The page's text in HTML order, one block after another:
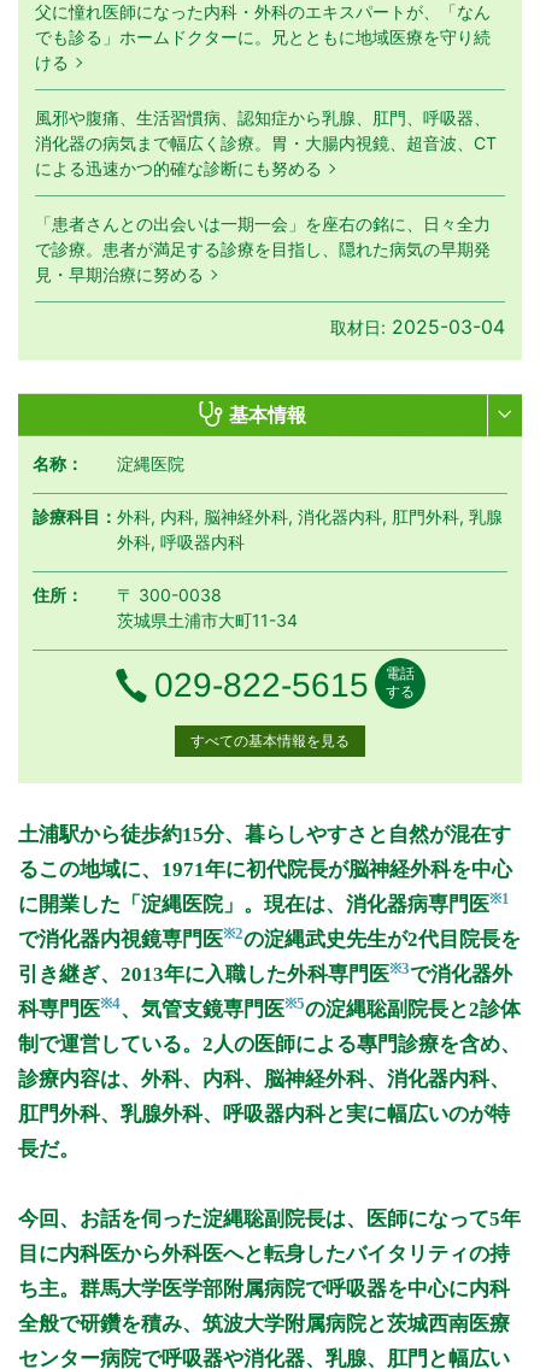
父に憧れ医師になった内科・外科のエキスパートが、「なん
でも診る」ホームドクターに。兄とともに地域医療を守り続
ける
風邪や腹痛、生活習慣病、認知症から乳腺、肛門、呼吸器、
消化器の病気まで幅広く診療。胃・大腸内視鏡、超音波、CT
による迅速かつ的確な診断にも努める
「患者さんとの出会いは一期一会」を座右の銘に、日々全力
で診療。患者が満足する診療を目指し、隠れた病気の早期発
見・早期治療に努める
取材日: 2025-03-04
基本情報
名称： 淀縄医院
診療科目：外科, 内科, 脳神経外科, 消化器内科, 肛門外科, 乳腺
外科, 呼吸器内科
住所：
〒 300-0038
茨城県土浦市大町11-34
電話番号
029-822-5615
電話
する
すべての基本情報を見る
診療時間 月 月曜日
火 火曜日
水 水曜日
木 金 金曜日
土土曜日
日日曜日
祝
祝日
8:30～12:00
● ● ● ● ●
●
14:00～17:30
● ● ● ●
休診日: 日、祝
※診療時間や臨時休診・診療内容等について、事前に必ず医療
機関ホームページ、またはお電話にてご確認ください。
>>病院なびで医療機関の詳細を見る
土浦駅から徒歩約15分、暮らしやすさと自然が混在す
るこの地域に、1971年に初代院長が脳神経外科を中心
に開業した「淀縄医院」。現在は、消化器病専門医※1
で消化器内視鏡専門医※2の淀縄武史先生が2代目院長を
引き継ぎ、2013年に入職した外科専門医※3で消化器外
科専門医※4、気管支鏡専門医※5の淀縄聡副院長と2診体
制で運営している。2人の医師による專門診療を含め、
診療内容は、外科、内科、脳神経外科、消化器内科、
肛門外科、乳腺外科、呼吸器内科と実に幅広いのが特
長だ。
今回、お話を伺った淀縄聡副院長は、医師になって5年
目に内科医から外科医へと転身したバイタリティの持
ち主。群馬大学医学部附属病院で呼吸器を中心に内科
全般で研鑽を積み、筑波大学附属病院と茨城西南医療
センター病院で呼吸器や消化器、乳腺、肛門と幅広い